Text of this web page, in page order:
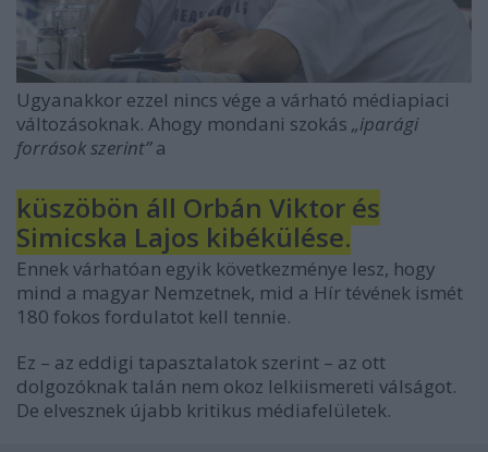
Ugyanakkor ezzel nincs vége a várható médiapiaci
változásoknak. Ahogy mondani szokás „iparági
források szerint”a
küszöbön áll Orbán Viktor és
Simicska Lajos kibékülése.
Ennek várhatóan egyik következménye lesz, hogy
mind a magyar Nemzetnek, mid a Hír tévének ismét
180 fokos fordulatot kell tennie.
Ez – az eddigi tapasztalatok szerint – az ott
dolgozóknak talán nem okoz lelkiismereti válságot.
De elvesznek újabb kritikus médiafelületek.